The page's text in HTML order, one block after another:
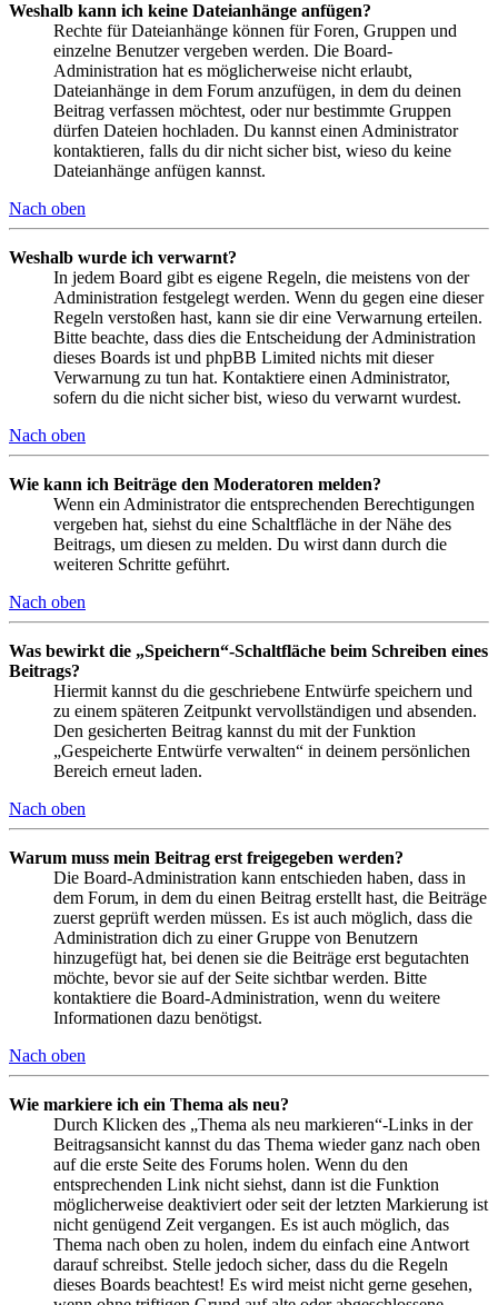
Weshalb kann ich keine Dateianhänge anfügen?
Rechte für Dateianhänge können für Foren, Gruppen und
einzelne Benutzer vergeben werden. Die Board-
Administration hat es möglicherweise nicht erlaubt,
Dateianhänge in dem Forum anzufügen, in dem du deinen
Beitrag verfassen möchtest, oder nur bestimmte Gruppen
dürfen Dateien hochladen. Du kannst einen Administrator
kontaktieren, falls du dir nicht sicher bist, wieso du keine
Dateianhänge anfügen kannst.
Nach oben
Weshalb wurde ich verwarnt?
In jedem Board gibt es eigene Regeln, die meistens von der
Administration festgelegt werden. Wenn du gegen eine dieser
Regeln verstoßen hast, kann sie dir eine Verwarnung erteilen.
Bitte beachte, dass dies die Entscheidung der Administration
dieses Boards ist und phpBB Limited nichts mit dieser
Verwarnung zu tun hat. Kontaktiere einen Administrator,
sofern du die nicht sicher bist, wieso du verwarnt wurdest.
Nach oben
Wie kann ich Beiträge den Moderatoren melden?
Wenn ein Administrator die entsprechenden Berechtigungen
vergeben hat, siehst du eine Schaltfläche in der Nähe des
Beitrags, um diesen zu melden. Du wirst dann durch die
weiteren Schritte geführt.
Nach oben
Was bewirkt die „Speichern“-Schaltfläche beim Schreiben eines
Beitrags?
Hiermit kannst du die geschriebene Entwürfe speichern und
zu einem späteren Zeitpunkt vervollständigen und absenden.
Den gesicherten Beitrag kannst du mit der Funktion
„Gespeicherte Entwürfe verwalten“ in deinem persönlichen
Bereich erneut laden.
Nach oben
Warum muss mein Beitrag erst freigegeben werden?
Die Board-Administration kann entschieden haben, dass in
dem Forum, in dem du einen Beitrag erstellt hast, die Beiträge
zuerst geprüft werden müssen. Es ist auch möglich, dass die
Administration dich zu einer Gruppe von Benutzern
hinzugefügt hat, bei denen sie die Beiträge erst begutachten
möchte, bevor sie auf der Seite sichtbar werden. Bitte
kontaktiere die Board-Administration, wenn du weitere
Informationen dazu benötigst.
Nach oben
Wie markiere ich ein Thema als neu?
Durch Klicken des „Thema als neu markieren“-Links in der
Beitragsansicht kannst du das Thema wieder ganz nach oben
auf die erste Seite des Forums holen. Wenn du den
entsprechenden Link nicht siehst, dann ist die Funktion
möglicherweise deaktiviert oder seit der letzten Markierung ist
nicht genügend Zeit vergangen. Es ist auch möglich, das
Thema nach oben zu holen, indem du einfach eine Antwort
darauf schreibst. Stelle jedoch sicher, dass du die Regeln
dieses Boards beachtest! Es wird meist nicht gerne gesehen,